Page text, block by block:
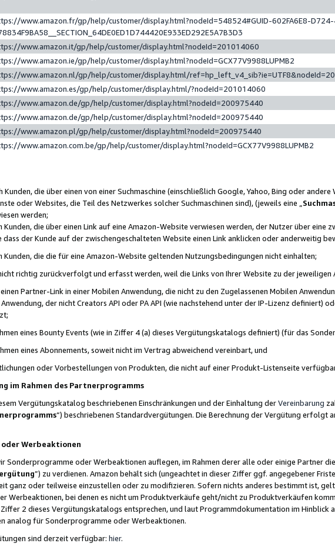
www.amazon.fr/gp/help/customer/display.html?nodeId=548524#GUID-602FA6E8-
www.amazon.it/gp/help/customer/display.html?nodeId=201014060
www.amazon.ie/gp/help/customer/display.html?nodeId=GCX77V9988LUPMB2
www.amazon.nl/gp/help/customer/display.html/
www.amazon.es/gp/help/customer/display.html/?nodeId=201014060
www.amazon.de/gp/help/customer/display.html?nodeId=200975440
www.amazon.de/gp/help/customer/display.html?nodeId=200975440
www.amazon.pl/gp/help/customer/display.html?nodeId=200975440
www.amazon.com.be/gp/help/customer/display.html?nodeId=GCX77V9988LUPMB2
die über einen von einer Suchmaschine (einschließlich Google, Yahoo, Bing oder
oder Websites, die Teil des Netzwerkes solcher Suchmaschinen sind), (jeweils eine „
werden;
die über einen Link auf eine Amazon-Website verwiesen werden, der Nutzer über eine
der Kunde auf der zwischengeschalteten Website einen Link anklicken oder anderweitig
die die für eine Amazon-Website geltenden Nutzungsbedingungen nicht einhalten;
richtig zurückverfolgt und erfasst werden, weil die Links von Ihrer Website zu der
Partner-Link in einer Mobilen Anwendung, die nicht zu den Zugelassenen Mobilen
der nicht Creators API oder PA API (wie nachstehend unter der IP-Lizenz definiert)
eines Bounty Events (wie in Ziffer 4 (a) dieses Vergütungskatalogs definiert) (für das
eines Abonnements, soweit nicht im Vertrag abweichend vereinbart, und
oder Vorbestellungen von Produkten, die nicht auf einer Produkt-Listenseite
im Rahmen des Partnerprogramms
Vergütungskatalog beschriebenen Einschränkungen und der Einhaltung derVereinbarung
“) beschriebenen Standardvergütungen. Die Berechnung der Vergütung erfolgt
Werbeaktionen
Sonderprogramme oder Werbeaktionen auflegen, im Rahmen derer alle oder einige Partner
”) zu verdienen. Amazon behält sich (ungeachtet in dieser Ziffer ggf. angegebener
ganz oder teilweise einzustellen oder zu modifizieren. Sofern nichts anderes bestimmt ist,
Werbeaktionen, bei denen es nicht um Produktverkäufe geht/nicht zu Produktverkäufen
Ziffer 2 dieses Vergütungskatalogs entsprechen, und laut Programmdokumentation im
analog für Sonderprogramme oder Werbeaktionen.
sind derzeit verfügbar: hier.